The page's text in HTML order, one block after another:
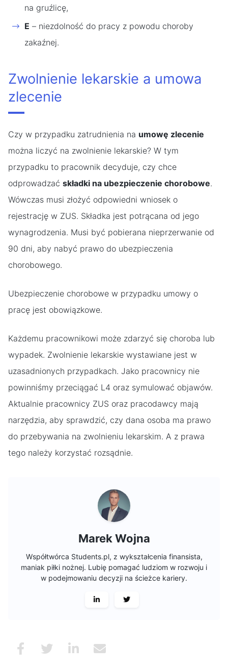
na gruźlicę,
E – niezdolność do pracy z powodu choroby
zakaźnej.
Zwolnienie lekarskie a umowa
zlecenie
Czy w przypadku zatrudnienia na umowę zlecenie
można liczyć na zwolnienie lekarskie? W tym
przypadku to pracownik decyduje, czy chce
odprowadzać składki na ubezpieczenie chorobowe.
Wówczas musi złożyć odpowiedni wniosek o
rejestrację w ZUS. Składka jest potrącana od jego
wynagrodzenia. Musi być pobierana nieprzerwanie od
90 dni, aby nabyć prawo do ubezpieczenia
chorobowego.
Ubezpieczenie chorobowe w przypadku umowy o
pracę jest obowiązkowe.
Każdemu pracownikowi może zdarzyć się choroba lub
wypadek. Zwolnienie lekarskie wystawiane jest w
uzasadnionych przypadkach. Jako pracownicy nie
powinniśmy przeciągać L4 oraz symulować objawów.
Aktualnie pracownicy ZUS oraz pracodawcy mają
narzędzia, aby sprawdzić, czy dana osoba ma prawo
do przebywania na zwolnieniu lekarskim. A z prawa
tego należy korzystać rozsądnie.
Marek Wojna
Współtwórca Students.pl, z wykształcenia finansista,
maniak piłki nożnej. Lubię pomagać ludziom w rozwoju i
w podejmowaniu decyzji na ścieżce kariery.